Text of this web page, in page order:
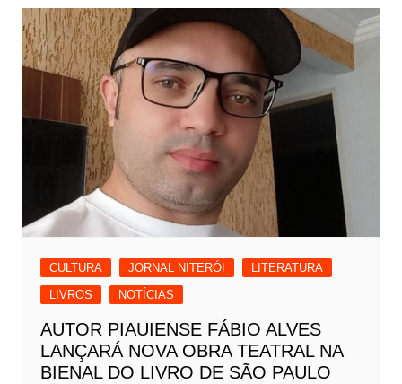
CULTURA JORNAL NITERÓI
LITERATURA
LIVROS
NOTÍCIAS
AUTOR PIAUIENSE FÁBIO ALVES
LANÇARÁ NOVA OBRA TEATRAL NA
BIENAL DO LIVRO DE SÃO PAULO